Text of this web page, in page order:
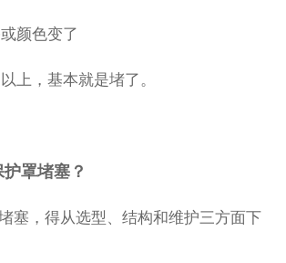
颜色变了
上，基本就是堵了。
罩堵塞？
塞，得从选型、结构和维护三方面下